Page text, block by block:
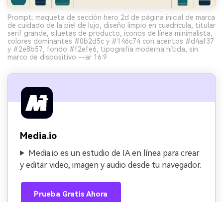
Prompt: maqueta de sección hero 2d de página inicial de marca
de cuidado de la piel de lujo, diseño limpio en cuadrícula, titular
serif grande, siluetas de producto, íconos de línea minimalista,
colores dominantes #0b2d5c y #146c74 con acentos #d4af37
y #2e8b57, fondo #f2efe6, tipografía moderna nítida, sin
marco de dispositivo --ar 16:9
Media.io
Media.io es un estudio de IA en línea para crear
y editar video, imagen y audio desde tu navegador.
Prueba Gratis Ahora